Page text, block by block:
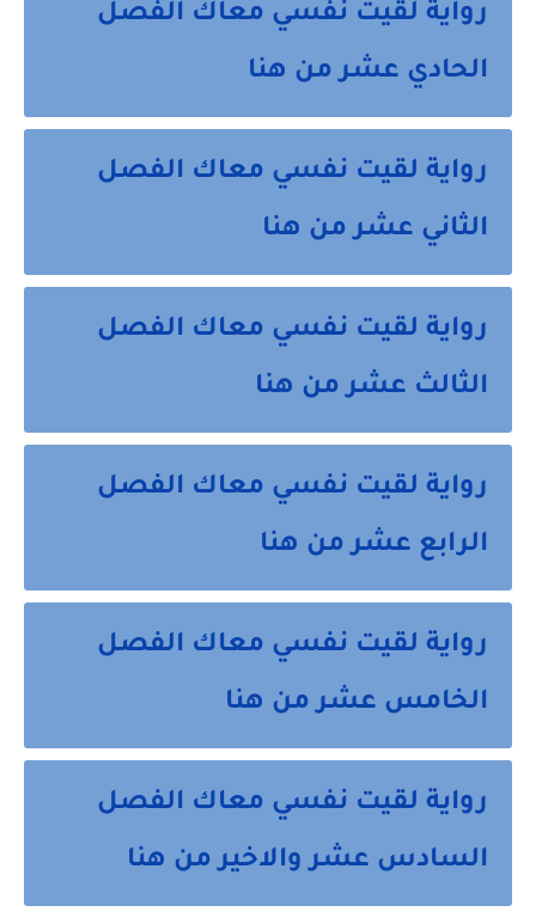
رواية لقيت نفسي معاك الفصل
الحادي عشر من هنا
رواية لقيت نفسي معاك الفصل
الثاني عشر من هنا
رواية لقيت نفسي معاك الفصل
الثالث عشر من هنا
رواية لقيت نفسي معاك الفصل
الرابع عشر من هنا
رواية لقيت نفسي معاك الفصل
الخامس عشر من هنا
رواية لقيت نفسي معاك الفصل
السادس عشر والاخير من هنا